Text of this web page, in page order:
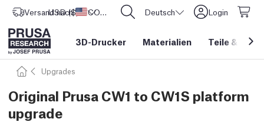
Versand nach Vereinigte Staaten
USD ($) CORE One L: Jetzt auf Lager! Deutsch Login
3D-Drucker Materialien Teile &
Upgrades
Original Prusa CW1 to CW1S platform
upgrade